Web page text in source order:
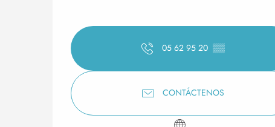
05 62 95 20 ▒▒
CONTÁCTENOS